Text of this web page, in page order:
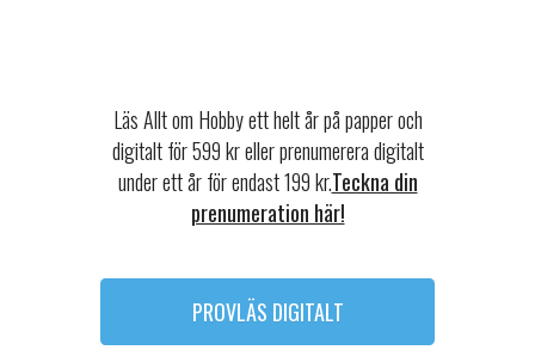
Läs Allt om Hobby ett helt år på papper och
digitalt för 599 kr eller prenumerera digitalt
under ett år för endast 199 kr.Teckna din
prenumeration här!
PROVLÄS DIGITALT